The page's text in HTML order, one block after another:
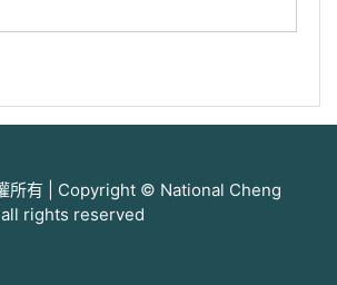
所有 | Copyright © National Cheng
rights reserved